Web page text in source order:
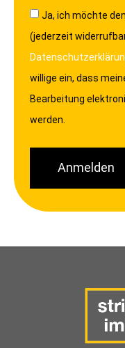
Ja, ich möchte
(jederzeit
willige ein, dass
Bearbeitung
werden.
Anmelden